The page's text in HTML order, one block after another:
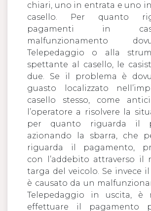
chiari, uno in entrata e uno in
casello. Per quanto
pagamenti in
malfunzionamento
Telepedaggio o alla
spettante al casello, le
due. Se il problema è
guasto localizzato
casello stesso, come
l’operatore a risolvere la
per quanto riguarda il
azionando la sbarra, che
riguarda il pagamento,
con l’addebito attraverso il
targa del veicolo. Se invece
è causato da un
Telepedaggio in uscita, è
effettuare il pagamento